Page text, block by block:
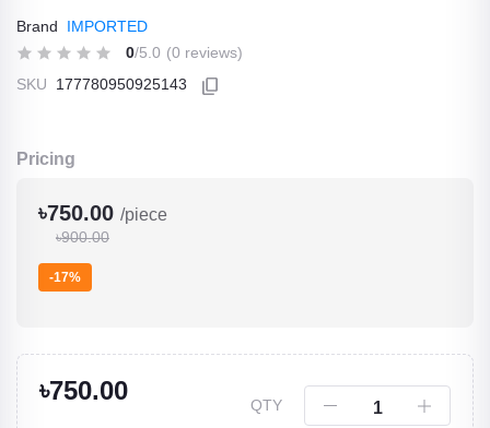
Brand
IMPORTED
0/5.0 (0 reviews)
SKU
177780950925143
Pricing
৳750.00 /piece
৳900.00
-17%
৳750.00
QTY